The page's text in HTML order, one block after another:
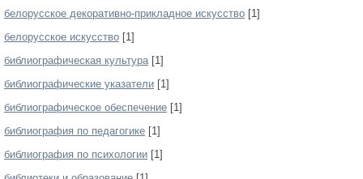
белорусское декоративно-прикладное искусство [1]
белорусское искусство [1]
библиографическая культура[1]
библиографические указатели [1]
библиографическое обеспечение [1]
библиография по педагогике [1]
библиография по психологии [1]